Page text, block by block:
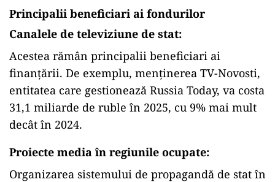
Principalii beneficiari ai fondurilor
Canalele de televiziune de stat:
Acestea rămân principalii beneficiari ai
finanțării. De exemplu, menținerea TV-Novosti,
entitatea care gestionează Russia Today, va costa
31,1 miliarde de ruble în 2025, cu 9% mai mult
decât în 2024.
Proiecte media în regiunile ocupate:
Organizarea sistemului de propagandă de stat în